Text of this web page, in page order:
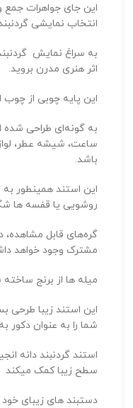
این جای جواهرات جمع
انتخاب نمایشی
به سراغ نمایش
اثر هنری مدرن بروید.
این پایه چوبی از
به گونه‌ای طراحی شده
ساعت، شیشه عطر،
باشد.
این استند همینطور
روشویی یا قفسه ها
گره‌های قابل
مشترک وجود خواهد
میله ها از برنج ساخته
این استند زیبا طرحی
شما را به عنوان دکور
استند گردنبند دانه
سطح زیبا کمک میکند
دستبند های زیبای